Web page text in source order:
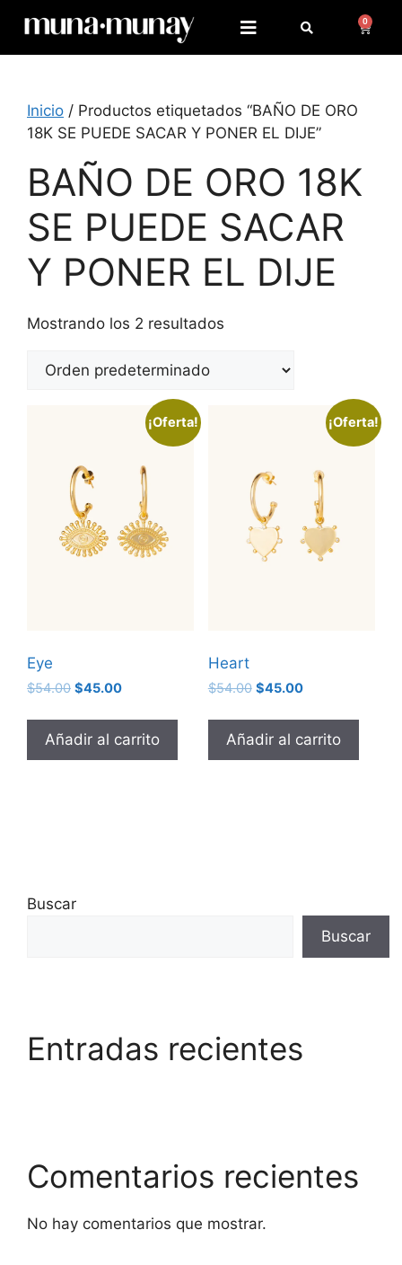
0
Inicio / Productos etiquetados “BAÑO DE ORO
18K SE PUEDE SACAR Y PONER EL DIJE”
BAÑO DE ORO 18K
SE PUEDE SACAR
Y PONER EL DIJE
Mostrando los 2 resultados
¡Oferta!
Eye
$54.00 $45.00
Añadir al carrito
¡Oferta!
Heart
$54.00 $45.00
Añadir al carrito
Buscar
Buscar
Entradas recientes
Comentarios recientes
No hay comentarios que mostrar.